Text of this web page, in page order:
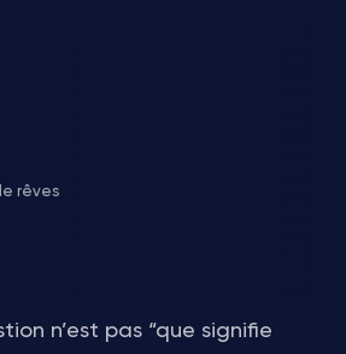
rêves
n’est pas “que signifie